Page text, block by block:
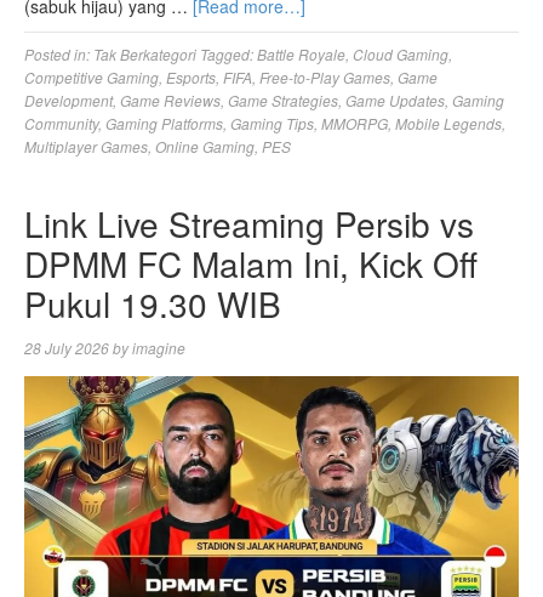
(sabuk hijau) yang … [Read more…]
Posted in: Tak Berkategori Tagged:Battle Royale Cloud Gaming
Competitive Gaming Esports FIFA Free-to-Play Games Game
Development, Game Reviews Game Strategies Game Updates Gaming
Community, Gaming Platforms Gaming Tips MMORPG Mobile Legends
Multiplayer Games Online Gaming PES
Link Live Streaming Persib vs
DPMM FC Malam Ini, Kick Off
Pukul 19.30 WIB
28 July 2026byimagine